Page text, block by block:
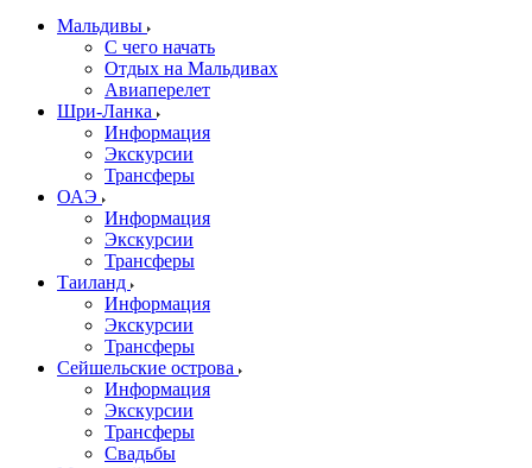
Мальдивы
С чего начать
Отдых на Мальдивах
Авиаперелет
Шри-Ланка
Информация
Экскурсии
Трансферы
ОАЭ
Информация
Экскурсии
Трансферы
Таиланд
Информация
Экскурсии
Трансферы
Сейшельские острова
Информация
Экскурсии
Трансферы
Свадьбы